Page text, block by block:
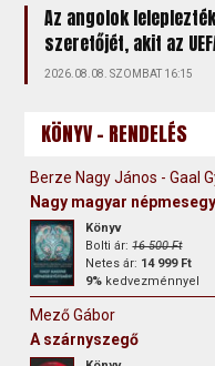
Az angolok
szeretőjét, akit az
2026.08.08. SZOMBAT 16:15
KÖNYV - RENDELÉS
Berze Nagy János - Gaal
Nagy magyar
Könyv
Bolti ár:16 500 Ft
Netes ár: 14 999 Ft
9% kedvezménnyel
Mező Gábor
A szárnyszegő